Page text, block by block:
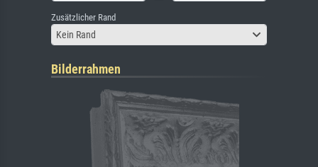
Zusätzlicher Rand
Kein Rand
Bilderrahmen